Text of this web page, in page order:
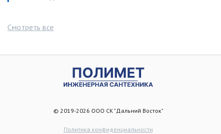
Смотреть все
© 2019-2026 ООО СК "Дальний Восток"
Политика конфиденциальности